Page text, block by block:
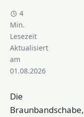
4
Min.
Lesezeit
Aktualisiert
am
01.08.2026
Die
Braunbandschabe,